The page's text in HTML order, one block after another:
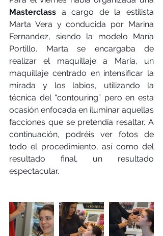
Masterclass a cargo de la estilista
Marta Vera y conducida por Marina
Fernandez, siendo la modelo María
Portillo. Marta se encargaba de
realizar el maquillaje a María, un
maquillaje centrado en intensificar la
mirada y los labios, utilizando la
técnica del “contouring” pero en esta
ocasión enfocada en iluminar aquellas
facciones que se pretendía resaltar. A
continuación, podréis ver fotos de
todo el procedimiento, así como del
resultado final, un resultado
espectacular.